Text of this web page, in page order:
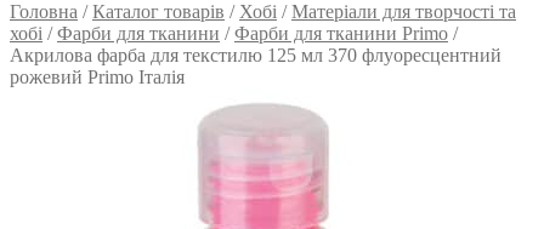
Головна /Каталог товарів / Хобі /Матеріали для творчості та
хобі /Фарби для тканини /Фарби для тканини Primo /
Акрилова фарба для текстилю 125 мл 370 флуоресцентний
рожевий Primo Італія